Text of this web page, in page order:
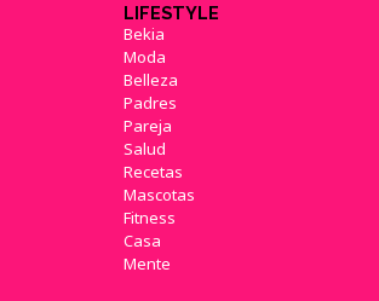
LIFESTYLE
Bekia
Moda
Belleza
Padres
Pareja
Salud
Recetas
Mascotas
Fitness
Casa
Mente